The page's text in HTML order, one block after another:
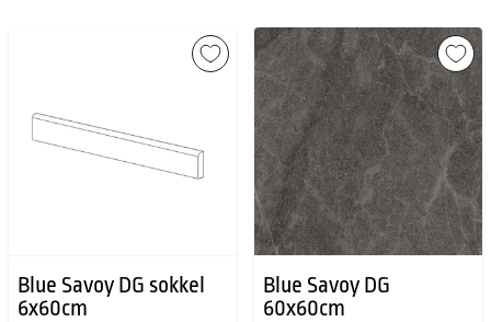
Blue Savoy DG sokkel
6x60cm
Blue Savoy DG
60x60cm